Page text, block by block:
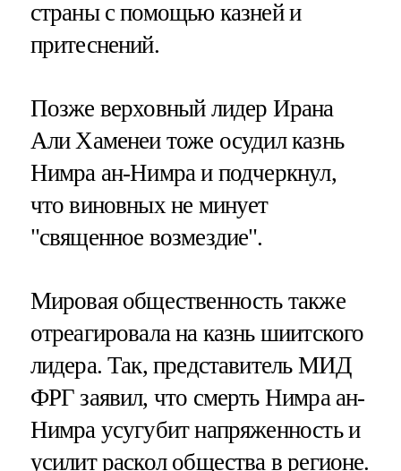
страны с помощью казней и
притеснений.
Позже верховный лидер Ирана
Али Хаменеи тоже осудил казнь
Нимра ан-Нимра и подчеркнул,
что виновных не минует
"священное возмездие".
Мировая общественность также
отреагировала на казнь шиитского
лидера. Так, представитель МИД
ФРГ заявил, что смерть Нимра ан-
Нимра усугубит напряженность и
усилит раскол общества в регионе.